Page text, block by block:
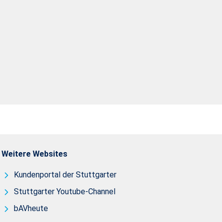
Weitere Websites
Kundenportal der Stuttgarter
Stuttgarter Youtube-Channel
bAVheute